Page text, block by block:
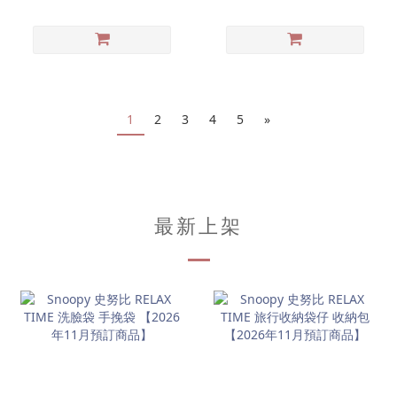
1 2 3 4 5 »
最新上架